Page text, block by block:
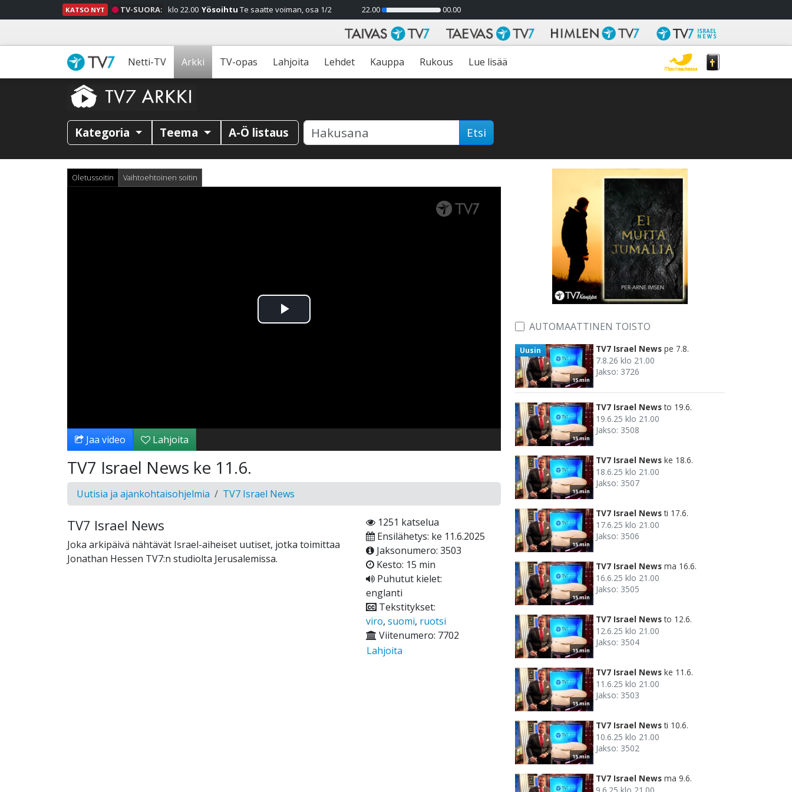
KATSO NYT TV-SUORA: klo 22.00 Yösoihtu Te saatte voiman, osa 1/2 22.00
8%
00.00
Netti-TV Arkki TV-opas Lahjoita Lehdet Kauppa Rukous Lue lisää
Kategoria Teema A-Ö listaus Etsi
Oletussoitin Vaihtoehtoinen soitin
Toista
Jaa video Lahjoita
TV7 Israel News ke 11.6.
Uutisia ja ajankohtaisohjelmia TV7 Israel News
TV7 Israel News
Joka arkipäivä nähtävät Israel-aiheiset uutiset, jotka toimittaa
Jonathan Hessen TV7:n studiolta Jerusalemissa.
1251 katselua
Ensilähetys: ke 11.6.2025
Jaksonumero: 3503
Kesto: 15 min
Puhutut kielet:
englanti
Tekstitykset:
viro, suomi, ruotsi
Viitenumero: 7702
Lahjoita
AUTOMAATTINEN TOISTO
15 min
Uusin TV7 Israel News pe 7.8.
7.8.26 klo 21.00
Jakso: 3726
15 min
TV7 Israel News to 19.6.
19.6.25 klo 21.00
Jakso: 3508
15 min
TV7 Israel News ke 18.6.
18.6.25 klo 21.00
Jakso: 3507
15 min
TV7 Israel News ti 17.6.
17.6.25 klo 21.00
Jakso: 3506
15 min
TV7 Israel News ma 16.6.
16.6.25 klo 21.00
Jakso: 3505
15 min
TV7 Israel News to 12.6.
12.6.25 klo 21.00
Jakso: 3504
15 min
TV7 Israel News ke 11.6.
11.6.25 klo 21.00
Jakso: 3503
15 min
TV7 Israel News ti 10.6.
10.6.25 klo 21.00
Jakso: 3502
TV7 Israel News ma 9.6.